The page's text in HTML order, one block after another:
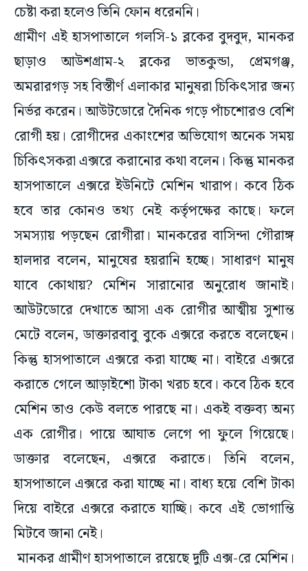
চেষ্টা করা হলেও তিনি ফোন ধরেননি।
গ্রামীণ এই হাসপাতালে গলসি-১ ব্লকের বুদবুদ, মানকর
ছাড়াও আউশগ্রাম-২ ব্লকের ভাতকুন্ডা, প্রেমগঞ্জ,
অমরারগড় সহ বিস্তীর্ণ এলাকার মানুষরা চিকিৎসার জন্য
নির্ভর করেন। আউটডোরে দৈনিক গড়ে পাঁচশোরও বেশি
রোগী হয়। রোগীদের একাংশের অভিযোগ অনেক সময়
চিকিৎসকরা এক্সরে করানোর কথা বলেন। কিন্তু মানকর
হাসপাতালে এক্সরে ইউনিটে মেশিন খারাপ। কবে ঠিক
হবে তার কোনও তথ্য নেই কর্তৃপক্ষের কাছে। ফলে
সমস্যায় পড়ছেন রোগীরা। মানকরের বাসিন্দা গৌরাঙ্গ
হালদার বলেন, মানুষের হয়রানি হচ্ছে। সাধারণ মানুষ
যাবে কোথায়? মেশিন সারানোর অনুরোধ জানাই।
আউটডোরে দেখাতে আসা এক রোগীর আত্মীয় সুশান্ত
মেটে বলেন, ডাক্তারবাবু বুকে এক্সরে করতে বলেছেন।
কিন্তু হাসপাতালে এক্সরে করা যাচ্ছে না। বাইরে এক্সরে
করাতে গেলে আড়াইশো টাকা খরচ হবে। কবে ঠিক হবে
মেশিন তাও কেউ বলতে পারছে না। একই বক্তব্য অন্য
এক রোগীর। পায়ে আঘাত লেগে পা ফুলে গিয়েছে।
ডাক্তার বলেছেন, এক্সরে করাতে। তিনি বলেন,
হাসপাতালে এক্সরে করা যাচ্ছে না। বাধ্য হয়ে বেশি টাকা
দিয়ে বাইরে এক্সরে করাতে যাচ্ছি। কবে এই ভোগান্তি
মিটবে জানা নেই।
মানকর গ্রামীণ হাসপাতালে রয়েছে দুটি এক্স-রে মেশিন।